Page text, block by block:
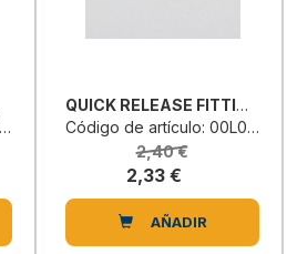
QUICK RELEASE FITTING
Código de artículo: 00L0100411C
2,40 €
2,33 €
AÑADIR